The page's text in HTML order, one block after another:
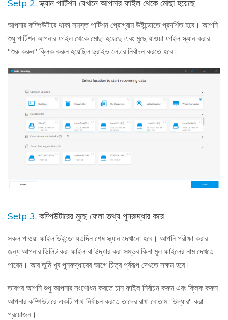
Setp 2.স্ক্যান পার্টিশন যেখানে আপনার ফাইল থেকে মোছা হয়েছে
আপনার কম্পিউটারে থাকা সমস্ত পার্টিশন প্রোগ্রাম উইন্ডোতে প্রদর্শিত হবে। আপনি
শুধু পার্টিশন আপনার ফাইল থেকে মোছা হয়েছে এবং মুছে যাওয়া ফাইল স্ক্যান করার
"শুরু করুন" ক্লিক করুন হয়েছিল ড্রাইভ লেটার নির্বাচন করতে হবে।
Setp 3. কম্পিউটারের মুছে ফেলা তথ্য পুনরুদ্ধার করে
সকল পাওয়া ফাইল উইন্ডো যতদিন শেষ স্ক্যান দেখানো হবে। আপনি পরীক্ষা করার
জন্য আপনার ডিলিট করা ফাইল বা উদ্ধার করা সম্ভব কিনা মূল ফাইলের নাম দেখতে
পারেন। আর তুমি খুব পুনরুদ্ধারের আগে চিত্র পূর্বরূপ দেখতে সক্ষম হবে।
তারপর আপনি শুধু আপনার সংশোধন করতে চান ফাইল নির্বাচন করুন এবং ক্লিক করুন
আপনার কম্পিউটারে একটি পাথ নির্বাচন করতে তাদের রাখা বোতাম "উদ্ধার" করা
প্রয়োজন।